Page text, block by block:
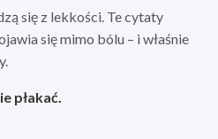
się z lekkości. Te cytaty
się mimo bólu – i właśnie
płakać.